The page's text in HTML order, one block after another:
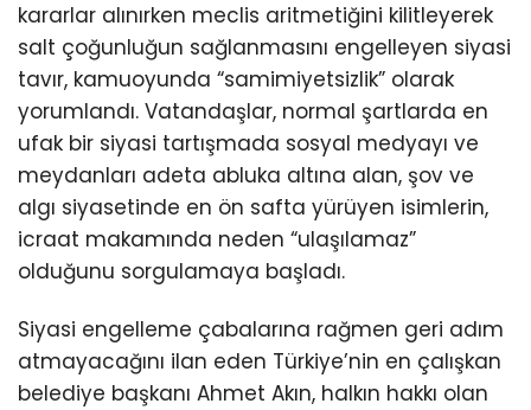
kararlar alınırken meclis aritmetiğini kilitleyerek
salt çoğunluğun sağlanmasını engelleyen siyasi
tavır, kamuoyunda “samimiyetsizlik” olarak
yorumlandı. Vatandaşlar, normal şartlarda en
ufak bir siyasi tartışmada sosyal medyayı ve
meydanları adeta abluka altına alan, şov ve
algı siyasetinde en ön safta yürüyen isimlerin,
icraat makamında neden “ulaşılamaz”
olduğunu sorgulamaya başladı.
Siyasi engelleme çabalarına rağmen geri adım
atmayacağını ilan eden Türkiye’nin en çalışkan
belediye başkanı Ahmet Akın, halkın hakkı olan